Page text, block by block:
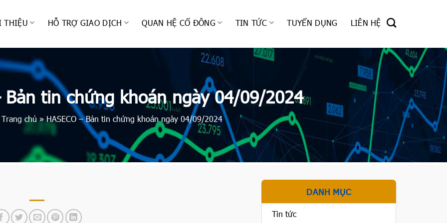
THIỆU HỖ TRỢ GIAO DỊCH QUAN HỆ CỔ ĐÔNG TIN TỨC TUYỂN DỤNG LIÊN HỆ
Bản tin chứng khoán ngày 04/09/2024
Trang chủ»HASECO – Bản tin chứng khoán ngày 04/09/2024
DANH MỤC
Tin tức